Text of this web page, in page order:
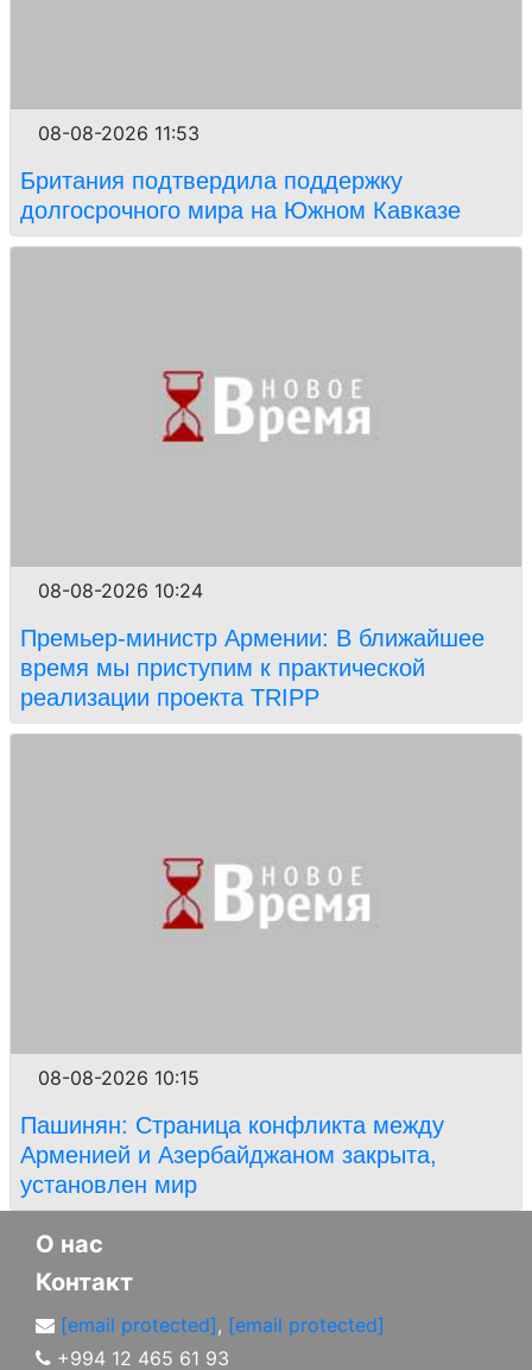
08-08-2026 11:53
Британия подтвердила поддержку
долгосрочного мира на Южном Кавказе
08-08-2026 10:24
Премьер-министр Армении: В ближайшее
время мы приступим к практической
реализации проекта TRIPP
08-08-2026 10:15
Пашинян: Страница конфликта между
Арменией и Азербайджаном закрыта,
установлен мир
О нас
Контакт
[email protected], [email protected]
+994 12 465 61 93